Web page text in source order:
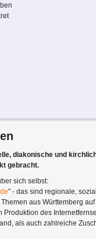
diakonische und
gebracht.
sich selbst:
" - das sind regionale,
aus Württemberg
Produktion des
als auch zahlreiche